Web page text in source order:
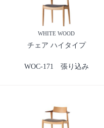
WHITE WOOD
チェア ハイタイプ
WOC-171 張り込み